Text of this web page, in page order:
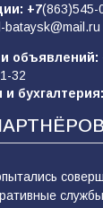
не
о
разведка
+7(863)545-
bataysk@mail.ru
объявлений:
32
бухгалтерия:
службы